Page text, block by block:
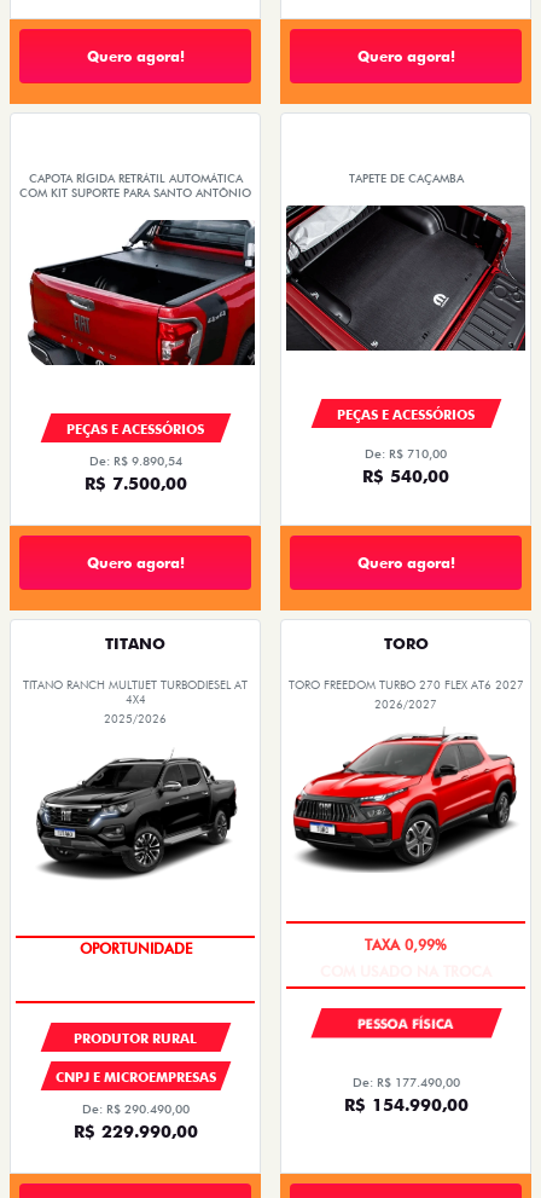
Quero agora! Quero agora!
CAPOTA RÍGIDA RETRÁTIL AUTOMÁTICA
COM KIT SUPORTE PARA SANTO ANTÔNIO
PEÇAS E ACESSÓRIOS
De: R$ 9.890,54
R$ 7.500,00
Quero agora!
TAPETE DE CAÇAMBA
PEÇAS E ACESSÓRIOS
De: R$ 710,00
R$ 540,00
Quero agora!
TITANO
TITANO RANCH MULTIJET TURBODIESEL AT
4X4
2025/2026
OPORTUNIDADE
PRODUTOR RURAL
CNPJ E MICROEMPRESAS
De: R$ 290.490,00
R$ 229.990,00
TORO
TORO FREEDOM TURBO 270 FLEX AT6 2027
2026/2027
PESSOA FÍSICA
De: R$ 177.490,00
R$ 154.990,00